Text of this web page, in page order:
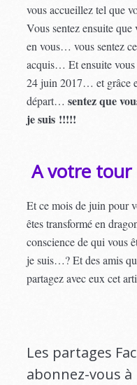
vous accueillez tel que
Vous sentez ensuite
en vous… vous sentez
acquis… Et ensuite vous
24 juin 2017… et grâce
départ…sentez que
je suis !!!!!
A votre tour
Et ce mois de juin pour
êtes transformé en
conscience de qui vous
je suis…? Et des amis
partagez avec eux cet
Les partages
abonnez-vous à